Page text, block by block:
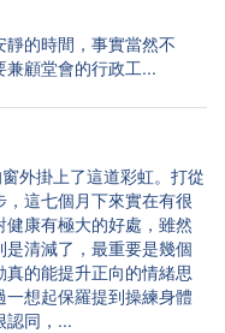
的時間，事實當然不
顧堂會的行政工...
外掛上了這道彩虹。打從
這七個月下來實在有很
康有極大的好處，雖然
清減了，最重要是幾個
的能提升正向的情緒思
想起保羅提到操練身體
認同，...